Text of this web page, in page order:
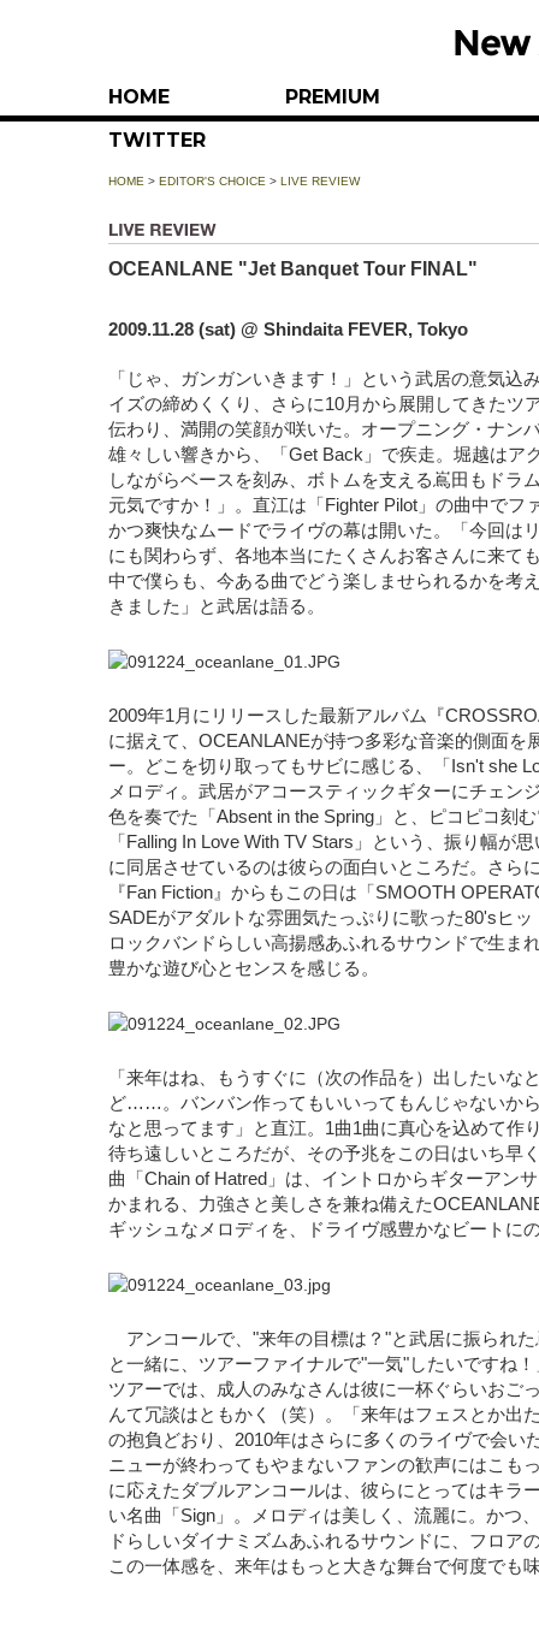
HOME
PREMIUM
TWITTER
HOME > EDITOR'S CHOICE > LIVE REVIEW
OCEANLANE "Jet Banquet Tour FINAL"
2009.11.28 (sat) @ Shindaita FEVER, Tokyo
「じゃ、ガンガンいきます！」という武居の意気込
イズの締めくくり、さらに10月から展開してきたツ
伝わり、満開の笑顔が咲いた。オープニング・ナン
雄々しい響きから、「Get Back」で疾走。堀越はア
しながらベースを刻み、ボトムを支える嶌田もドラ
元気ですか！」。直江は「Fighter Pilot」の曲中でフ
かつ爽快なムードでライヴの幕は開いた。「今回は
にも関わらず、各地本当にたくさんお客さんに来て
中で僕らも、今ある曲でどう楽しませられるかを考
きました」と武居は語る。
2009年1月にリリースした最新アルバム『
に据えて、OCEANLANEが持つ多彩な音楽的側面を
ー。どこを切り取ってもサビに感じる、「Isn't she
メロディ。武居がアコースティックギターにチェン
色を奏でた「Absent in the Spring」と、ピコピコ刻
「Falling In Love With TV Stars」という、振り幅が
に同居させているのは彼らの面白いところだ。さら
『Fan Fiction』からもこの日は「SMOOTH
SADEがアダルトな雰囲気たっぷりに歌った80'sヒ
ロックバンドらしい高揚感あふれるサウンドで生ま
豊かな遊び心とセンスを感じる。
「来年はね、もうすぐに（次の作品を）出したいな
ど……。バンバン作ってもいいってもんじゃないか
なと思ってます」と直江。1曲1曲に真心を込めて作
待ち遠しいところだが、その予兆をこの日はいち早
曲「Chain of Hatred」は、イントロからギターアン
かまれる、力強さと美しさを兼ね備えた
ギッシュなメロディを、ドライヴ感豊かなビートに
アンコールで、"来年の目標は？"と武居に振られ
と一緒に、ツアーファイナルで"一気"したいですね
ツアーでは、成人のみなさんは彼に一杯ぐらいお
んて冗談はともかく（笑）。「来年はフェスとか出
の抱負どおり、2010年はさらに多くのライヴで会い
ニューが終わってもやまないファンの歓声にはこも
に応えたダブルアンコールは、彼らにとってはキラ
い名曲「Sign」。メロディは美しく、流麗に。かつ
ドらしいダイナミズムあふれるサウンドに、フロア
この一体感を、来年はもっと大きな舞台で何度でも